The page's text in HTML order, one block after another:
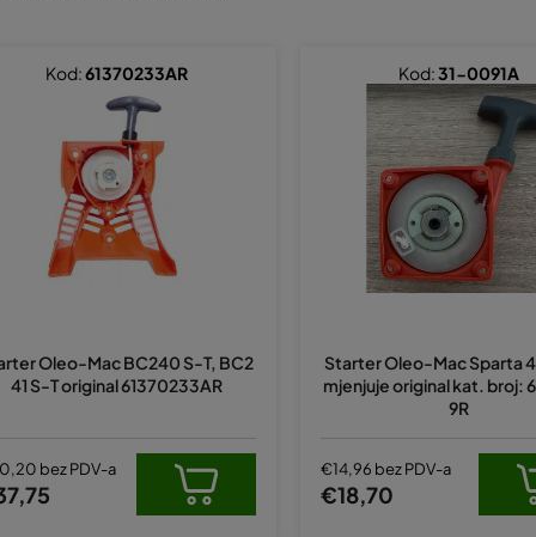
Oleo-Mac BC240 S-T, BC2
41 S-T original 61370233AR
bez PDV-a
Kod:61370233AR
Starter Oleo-Mac Sparta
mjenjuje original kat. broj:
9R
€14,96 bez PDV-a
€18,70
Kod:31-0091A